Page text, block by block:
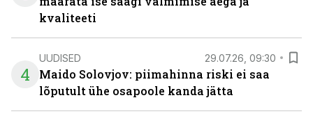
kvaliteeti
4
UUDISED 29.07.26, 09:30
Maido Solovjov: piimahinna riski ei saa
lõputult ühe osapoole kanda jätta